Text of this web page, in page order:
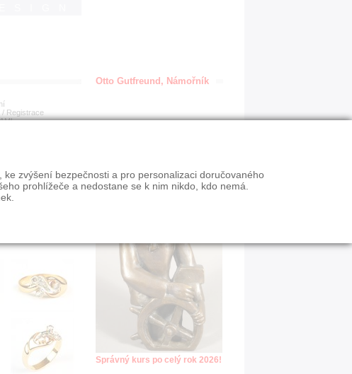
/ Registrace
AML
Otto Gutfreund, Námořník
Správný kurs po celý rok 2026!
zvýšení bezpečnosti a pro personalizaci doručovaného
prohlížeče a nedostane se k nim nikdo, kdo nemá.